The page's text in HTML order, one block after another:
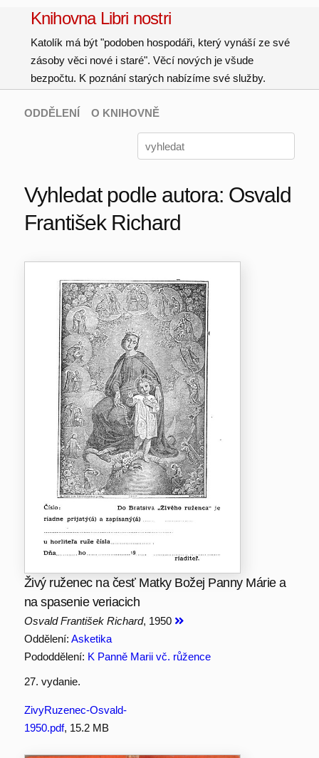
Knihovna Libri nostri
Katolík má být "podoben hospodáři, který vynáší ze své
zásoby věci nové i staré". Věcí nových je všude
bezpočtu. K poznání starých nabízíme své služby.
ODDĚLENÍ O KNIHOVNĚ
Vyhledat podle autora: Osvald
František Richard
Živý ruženec na česť Matky Božej Panny Márie a
na spasenie veriacich
Osvald František Richard, 1950
Oddělení: Asketika
Pododdělení: K Panně Marii vč. růžence
27. vydanie.
ZivyRuzenec-Osvald-
1950.pdf, 15.2 MB